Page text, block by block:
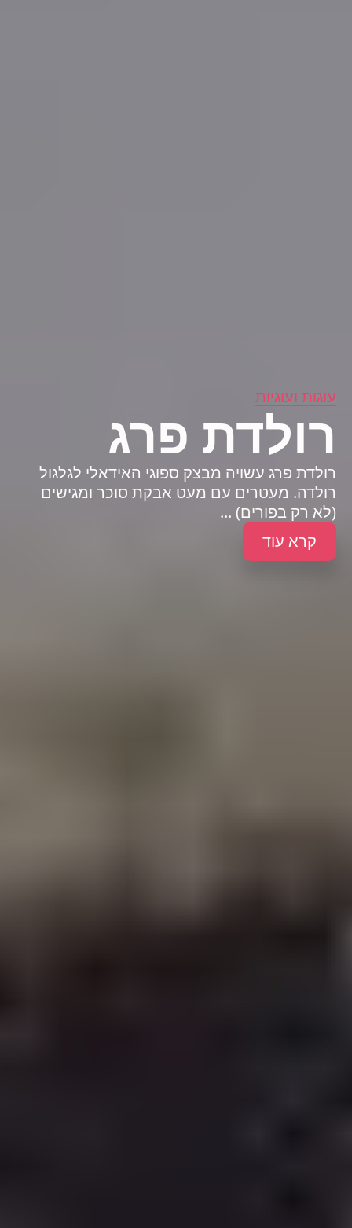
עוגות ועוגיות
רולדת פרג
רולדת פרג עשויה מבצק ספוגי האידאלי לגלגול
רולדה. מעטרים עם מעט אבקת סוכר ומגישים
(לא רק בפורים) ...
קרא עוד